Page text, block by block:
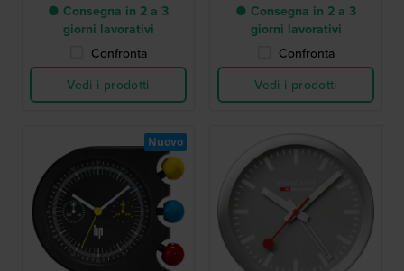
● Consegna in 2 a 3
giorni lavorativi
Confronta
Vedi i prodotti
● Consegna in 2 a 3
giorni lavorativi
Confronta
Vedi i prodotti
Nuovo